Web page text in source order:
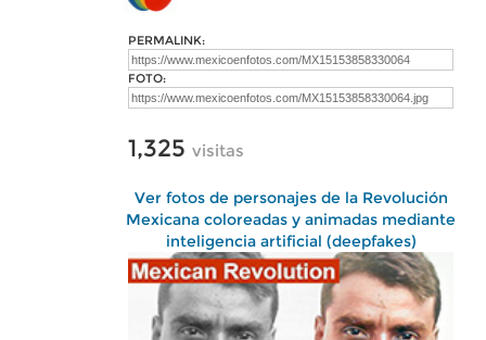
PERMALINK:
FOTO:
1,325 visitas
Ver fotos de personajes de la Revolución
Mexicana coloreadas y animadas mediante
inteligencia artificial (deepfakes)